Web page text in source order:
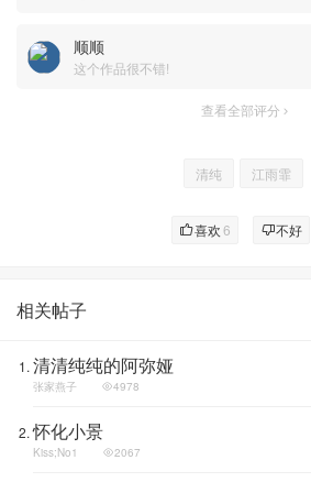
顺顺
这个作品很不错!
查看全部评分
清纯 江雨霏
喜欢6 不好
相关帖子
清清纯纯的阿弥娅
张家燕子 4978
怀化小景
Kiss;No1 2067